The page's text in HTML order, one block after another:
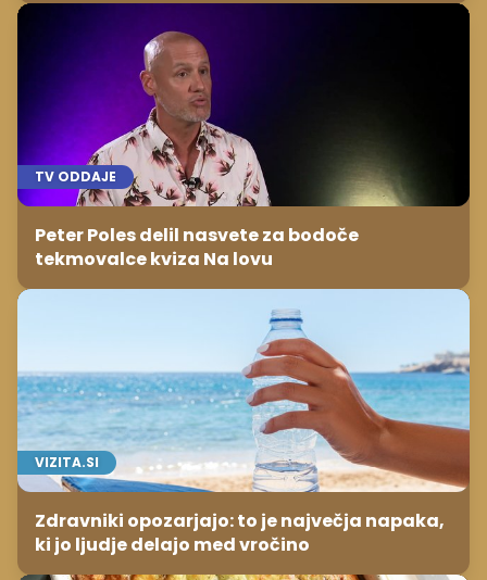
TV ODDAJE
Peter Poles delil nasvete za bodoče
tekmovalce kviza Na lovu
VIZITA.SI
Zdravniki opozarjajo: to je največja napaka,
ki jo ljudje delajo med vročino